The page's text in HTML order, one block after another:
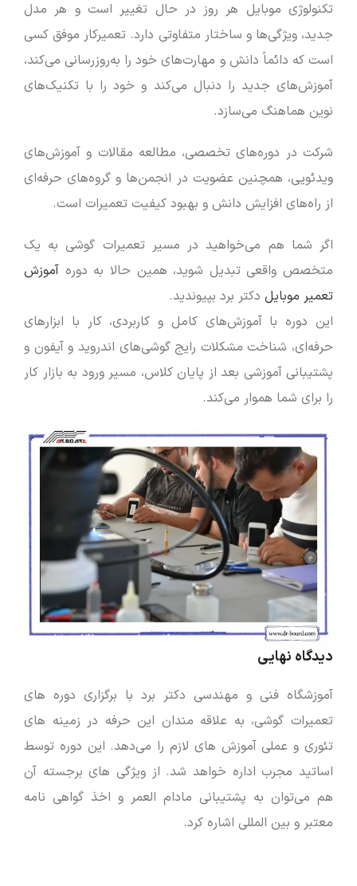
تکنولوژی موبایل هر روز در حال تغییر است و هر مدل
جدید، ویژگی‌ها و ساختار متفاوتی دارد. تعمیرکار موفق کسی
است که دائماً دانش و مهارت‌های خود را به‌روزرسانی می‌کند،
آموزش‌های جدید را دنبال می‌کند و خود را با تکنیک‌های
نوین هماهنگ می‌سازد.
شرکت در دوره‌های تخصصی، مطالعه مقالات و آموزش‌های
ویدئویی، همچنین عضویت در انجمن‌ها و گروه‌های حرفه‌ای
از راه‌های افزایش دانش و بهبود کیفیت تعمیرات است.
اگر شما هم می‌خواهید در مسیر تعمیرات گوشی به یک
متخصص واقعی تبدیل شوید، همین حالا به دوره آموزش
تعمیر موبایل دکتر برد بپیوندید.
این دوره با آموزش‌های کامل و کاربردی، کار با ابزارهای
حرفه‌ای، شناخت مشکلات رایج گوشی‌های اندروید و آیفون و
پشتیبانی آموزشی بعد از پایان کلاس، مسیر ورود به بازار کار
را برای شما هموار می‌کند.
دیدگاه نهایی
آموزشگاه فنی و مهندسی دکتر برد با برگزاری دوره های
تعمیرات گوشی، به علاقه مندان این حرفه در زمینه های
تئوری و عملی آموزش های لازم را می‌دهد. این دوره توسط
اساتید مجرب اداره خواهد شد. از ویژگی های برجسته آن
هم می‌توان به پشتیبانی مادام العمر و اخذ گواهی نامه
معتبر و بین المللی اشاره کرد.